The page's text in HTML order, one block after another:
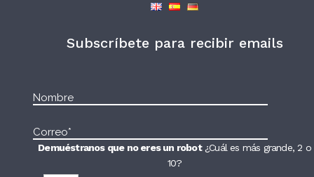
Subscríbete para recibir emails
Demuéstranos que no eres un robot ¿Cuál es más grande, 2 o
10?